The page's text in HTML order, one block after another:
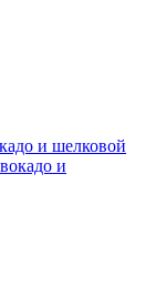
и шелковой
и